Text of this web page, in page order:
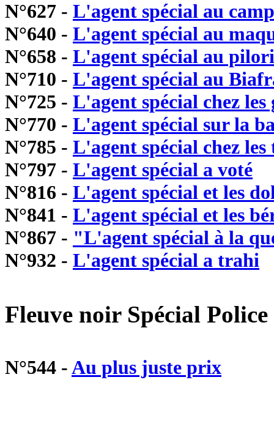
N°627 - L'agent spécial au camp
N°640 - L'agent spécial au
N°658 - L'agent spécial au pilori
N°710 - L'agent spécial au
N°725 - L'agent spécial chez
N°770 - L'agent spécial sur la
N°785 - L'agent spécial chez
N°797 - L'agent spécial a voté
N°816 - L'agent spécial et les
N°841 - L'agent spécial et les
N°867 - "L'agent spécial à la
N°932 - L'agent spécial a trahi
Fleuve noir Spécial
N°544 - Au plus juste prix